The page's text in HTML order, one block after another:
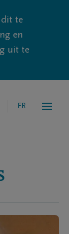
dit te
en
uit te
FR